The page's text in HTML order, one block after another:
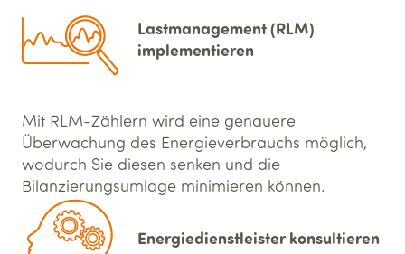
Last­management (RLM)
implementieren
Mit RLM-Zählern wird eine genauere
Überwachung des Energieverbrauchs möglich,
wodurch Sie diesen senken und die
Bilanzierungsumlage minimieren können.
Energie­dienstleister konsultieren